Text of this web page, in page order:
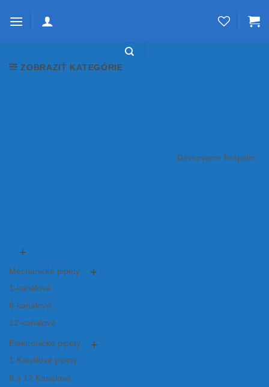
ZOBRAZIŤ KATEGÓRIE
Dávkovanie kvapalín
Mechanické pipety
1-kanálové
8-kanálové
12-kanálové
Elektronické pipety
1-Kanálové pipety
8 a 12 Kanálové